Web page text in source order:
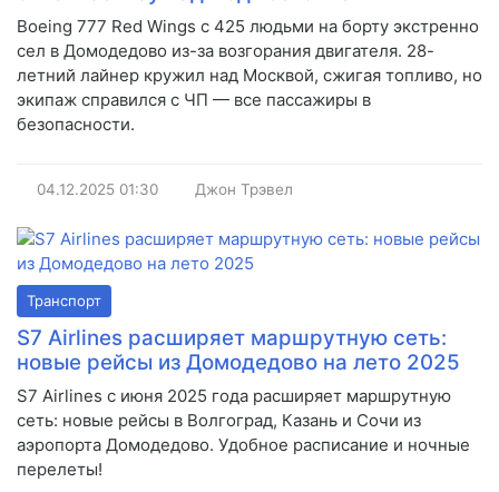
Boeing 777 Red Wings с 425 людьми на борту экстренно
сел в Домодедово из-за возгорания двигателя. 28-
летний лайнер кружил над Москвой, сжигая топливо, но
экипаж справился с ЧП — все пассажиры в
безопасности.
04.12.2025 01:30 Джон Трэвел
Транспорт
S7 Airlines расширяет маршрутную сеть:
новые рейсы из Домодедово на лето 2025
S7 Airlines с июня 2025 года расширяет маршрутную
сеть: новые рейсы в Волгоград, Казань и Сочи из
аэропорта Домодедово. Удобное расписание и ночные
перелеты!